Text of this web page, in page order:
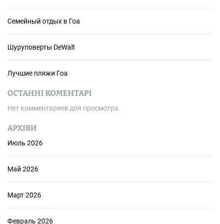
Семейный отдых в Гоа
Шуруповерты DeWalt
Лучшие пляжи Гоа
ОСТАННІ КОМЕНТАРІ
Нет комментариев для просмотра.
АРХІВИ
Июль 2026
Май 2026
Март 2026
Февраль 2026